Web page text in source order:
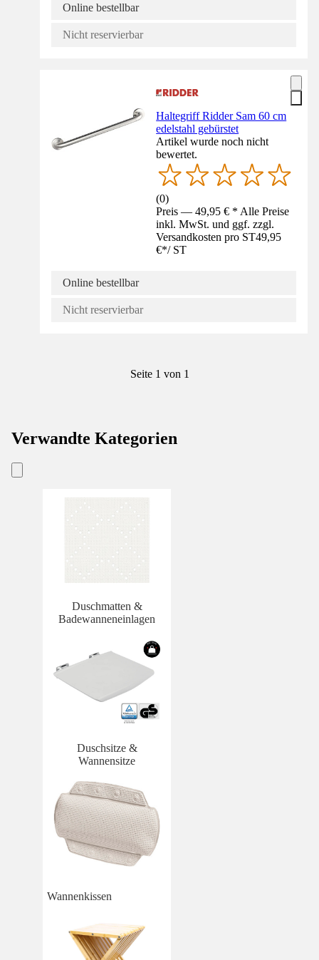
Online bestellbar
Nicht reservierbar
Haltegriff Ridder Sam 60 cm
edelstahl gebürstet
Artikel wurde noch nicht
bewertet.
(0)
Preis — 49,95 € * Alle Preise
inkl. MwSt. und ggf. zzgl.
Versandkosten pro ST49,95
€*/ ST
Online bestellbar
Nicht reservierbar
Seite 1 von 1
Verwandte Kategorien
Duschmatten &
Badewanneneinlagen
Duschsitze &
Wannensitze
Wannenkissen